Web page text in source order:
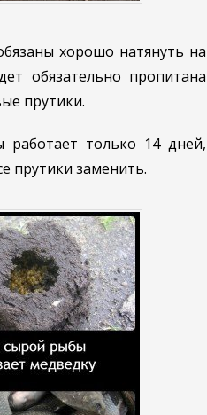
хорошо натянуть на
обязательно пропитана
прутики.
только 14 дней,
прутики заменить.